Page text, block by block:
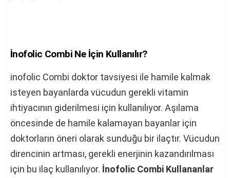
İnofolic Combi Ne İçin Kullanılır?
inofolic Combi doktor tavsiyesi ile hamile kalmak
isteyen bayanlarda vücudun gerekli vitamin
ihtiyacının giderilmesi için kullanılıyor. Aşılama
öncesinde de hamile kalamayan bayanlar için
doktorların öneri olarak sunduğu bir ilaçtır. Vücudun
direncinin artması, gerekli enerjinin kazandırılması
için bu ilaç kullanılıyor. İnofolic Combi Kullananlar